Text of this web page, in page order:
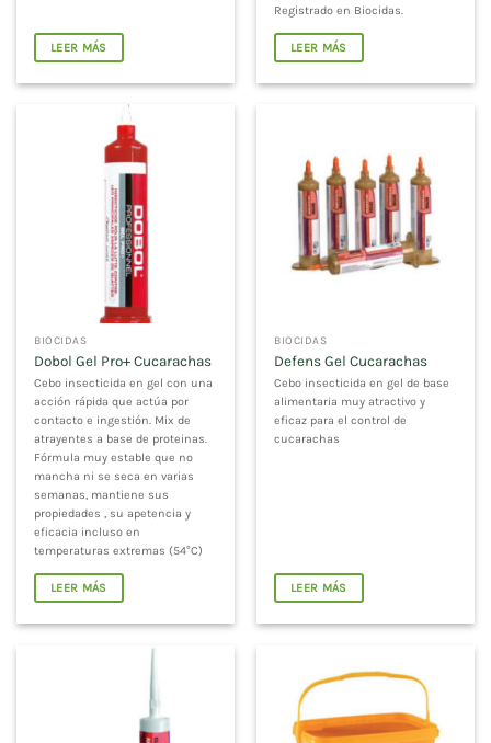
LEER MÁS
Registrado en Biocidas.
LEER MÁS
BIOCIDAS
Dobol Gel Pro+ Cucarachas
Cebo insecticida en gel con una
acción rápida que actúa por
contacto e ingestión. Mix de
atrayentes a base de proteinas.
Fórmula muy estable que no
mancha ni se seca en varias
semanas, mantiene sus
propiedades , su apetencia y
eficacia incluso en
temperaturas extremas (54°C)
LEER MÁS
BIOCIDAS
Defens Gel Cucarachas
Cebo insecticida en gel de base
alimentaria muy atractivo y
eficaz para el control de
cucarachas
LEER MÁS